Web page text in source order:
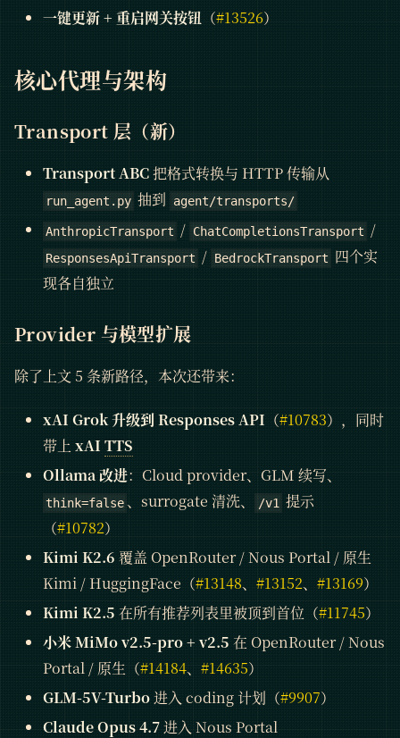
一键更新 + 重启网关按钮 （#13526）
核心代理与架构
Transport 层（新）
Transport ABC把格式转换与 HTTP 传输从
run_agent.py 抽到 agent/transports/
AnthropicTransport / ChatCompletionsTransport /
ResponsesApiTransport / BedrockTransport 四个实
现各自独立
Provider 与模型扩展
除了上文 5 条新路径，本次还带来：
xAI Grok 升级到 Responses API （#10783），同时
带上 xAI TTS
Ollama 改进：Cloud provider、GLM 续写、
think=false 、surrogate 清洗、 /v1 提示
（#10782）
Kimi K2.6 覆盖 OpenRouter / Nous Portal / 原生
Kimi / HuggingFace（#13148、 #13152、 #13169）
Kimi K2.5 在所有推荐列表里被顶到首位（#11745）
小米 MiMo v2.5-pro + v2.5 在 OpenRouter / Nous
Portal / 原生（#14184、 #14635）
GLM-5V-Turbo进入 coding 计划（#9907）
Claude Opus 4.7进入 Nous Portal